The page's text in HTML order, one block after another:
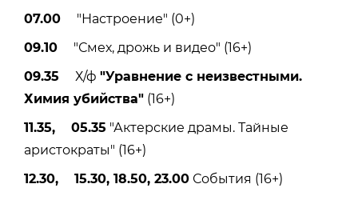
07.00 "Настроение" (0+)
09.10 "Смех, дрожь и видео" (16+)
09.35 Х/ф "Уравнение с неизвестными.
Химия убийства" (16+)
11.35, 05.35 "Актерские драмы. Тайные
аристократы" (16+)
12.30, 15.30, 18.50, 23.00 События (16+)